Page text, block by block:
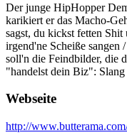
Der junge HipHopper
karikiert er das Macho-
sagst, du kickst fetten
irgend'ne Scheiße
soll'n die Feindbilder, die
"handelst dein Biz":
Webseite
http://